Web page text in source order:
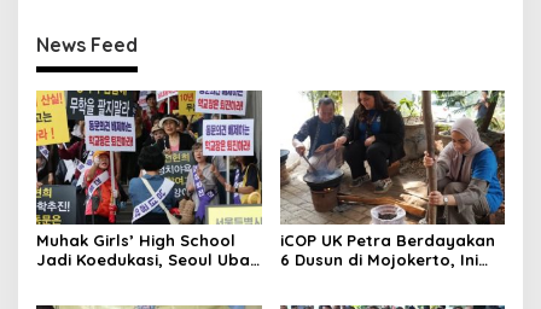
News Feed
Muhak Girls’ High School
Jadi Koedukasi, Seoul Ubah
iCOP UK Petra Berdayakan
6 Dusun di Mojokerto, Ini